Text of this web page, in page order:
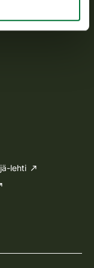
lehti